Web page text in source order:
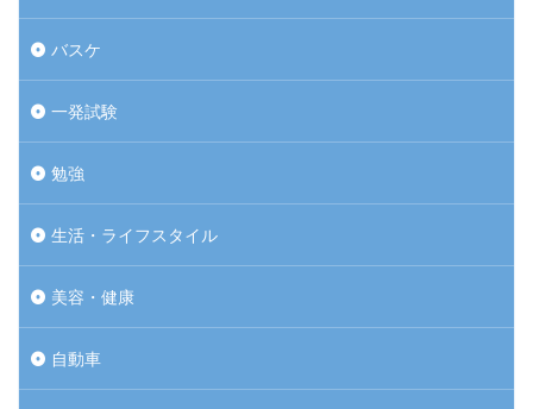
バスケ
一発試験
勉強
生活・ライフスタイル
美容・健康
自動車